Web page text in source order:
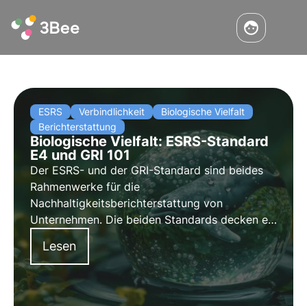
ESRS Verbindlichkeit
Biologische Vielfalt
Berichterstattung
Biologische Vielfalt: ESRS-Standard
E4 und GRI 101
Der ESRS- und der GRI-Standard sind beides
Rahmenwerke für die
Nachhaltigkeitsberichterstattung von
Unternehmen. Die beiden Standards decken ein
breites Spektrum von Nachhaltigkeitsthemen
ab, darunter auch die biologische Vielfalt. In
diesem Artikel analysieren wir die Unterschiede
zwischen den beiden Standards.
Lesen